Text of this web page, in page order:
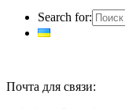
Search for:
Почта для связи: